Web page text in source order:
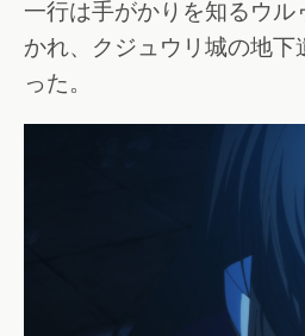
一行は手がかりを知るウル
かれ、クジュウリ城の地下
った。